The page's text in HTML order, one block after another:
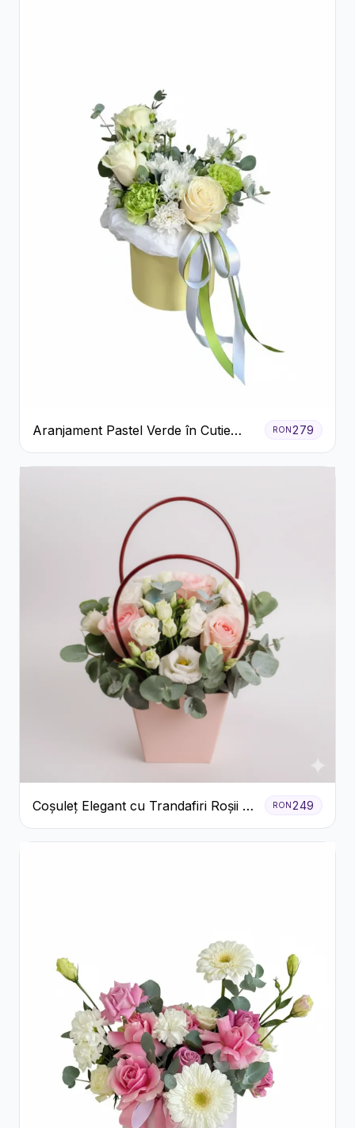
Aranjament Pastel Verde în Cutie
Galben Pal
RON279
Coșuleț Elegant cu Trandafiri Roșii și
Lisianthus Alb
RON249